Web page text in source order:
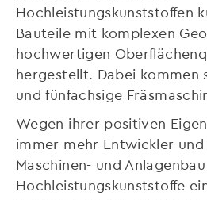
Hochleistungskunststoffen
Bauteile mit komplexen
hochwertigen
hergestellt. Dabei kommen
und fünfachsige
Wegen ihrer positiven
immer mehr Entwickler
Maschinen- und
Hochleistungskunststoffe